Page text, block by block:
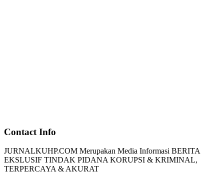
Contact Info
JURNALKUHP.COM Merupakan Media Informasi BERITA
EKSLUSIF TINDAK PIDANA KORUPSI & KRIMINAL,
TERPERCAYA & AKURAT